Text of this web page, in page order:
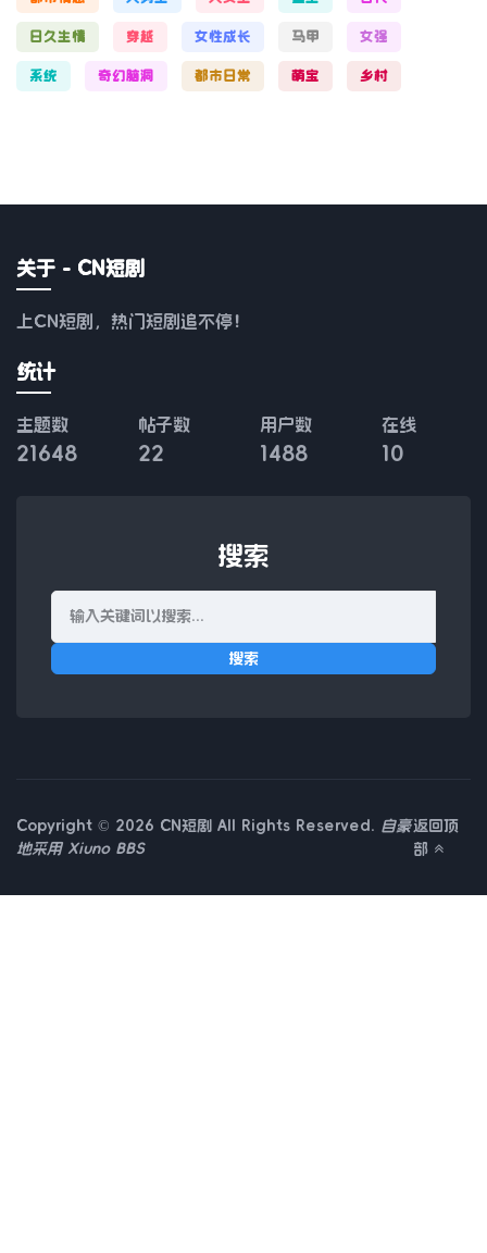
日久生情 穿越 女性成长 马甲 女强
系统 奇幻脑洞 都市日常 萌宝 乡村
关于 - CN短剧
上CN短剧，热门短剧追不停！
统计
主题数
21648
帖子数
22
用户数
1488
在线
10
搜索
搜索
Copyright © 2026 CN短剧 All Rights Reserved.
自豪
地采用 Xiuno BBS
返回顶
部